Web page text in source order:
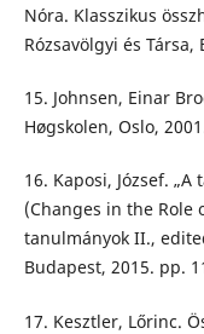
Nóra. Klasszikus
Rózsavölgyi és Társa,
15. Johnsen, Einar
Høgskolen, Oslo,
16. Kaposi, József.
(Changes in the Role
tanulmányok II.,
Budapest, 2015. pp.
17. Kesztler, Lőrinc.